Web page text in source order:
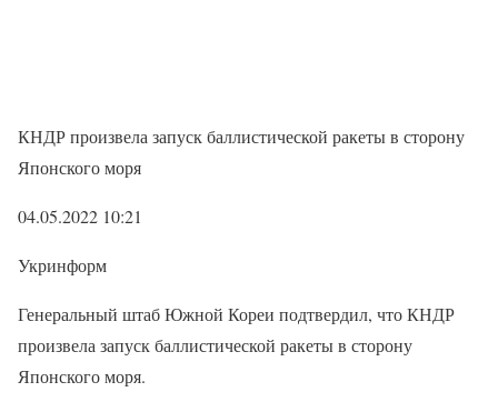
КНДР произвела запуск баллистической ракеты в сторону
Японского моря
04.05.2022 10:21
Укринформ
Генеральный штаб Южной Кореи подтвердил, что КНДР
произвела запуск баллистической ракеты в сторону
Японского моря.